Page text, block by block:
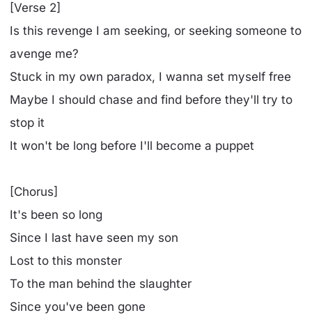
[Verse 2]
Is this revenge I am seeking, or seeking someone to
avenge me?
Stuck in my own paradox, I wanna set myself free
Maybe I should chase and find before they'll try to
stop it
It won't be long before I'll become a puppet
[Chorus]
It's been so long
Since I last have seen my son
Lost to this monster
To the man behind the slaughter
Since you've been gone